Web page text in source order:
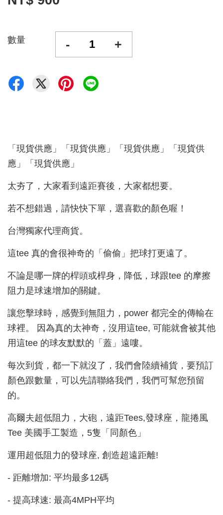
數量 - +
「現貨供應」「現貨供應」「現貨供應」「現貨供
應」「現貨供應」
太夯了，大家看到遠距賽後，大家都想要。
若不想錯過，請快快下單，選喜歡的顏色喔！
台灣獨家代理商貨。
這tee 真的會很神奇的「偷偷」把球打更遠了。
不論是哪一牌的桿頭或桿身，降低，球跟tee 的摩擦
阻力是球速增加的關鍵。
讓您擊球時，感覺到無阻力，power 都完全的傳輸在
球裡。 因為真的太神奇，沒用這tee, 可能就會被其他
用這tee 的球友默默的「蓋」遠嘍。
每次到貨，都一下就沒了，我們會陸續補貨，要預訂
顏色跟數量，可以先請聯絡我們，我們可幫您預留
的。
高爾夫超低阻力，大砲，遠距Tees,發球座，龍捲風
Tee 美國手工製造，5隻「同顏色」
運用超低阻力的發球座, 創造超遠距離!
- 距離增加: 平均最多12碼
- 提高球速: 最高4MPH平均